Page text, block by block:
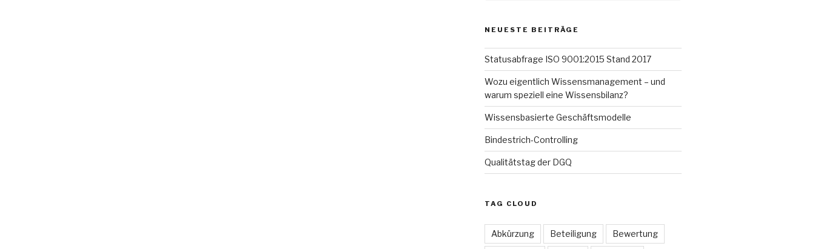
NEUESTE BEITRÄGE
Statusabfrage ISO 9001:2015 Stand 2017
Wozu eigentlich Wissensmanagement – und
warum speziell eine Wissensbilanz?
Wissensbasierte Geschäftsmodelle
Bindestrich-Controlling
Qualitätstag der DGQ
TAG CLOUD
Abkürzung Beteiligung Bewertung